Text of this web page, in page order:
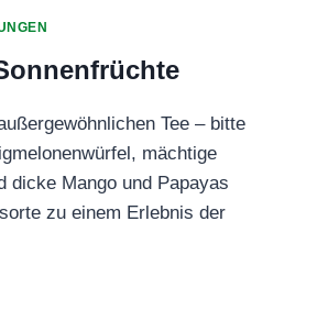
Tee – bitte
mächtige
dicke Mango und Papayas
zu einem Erlebnis der